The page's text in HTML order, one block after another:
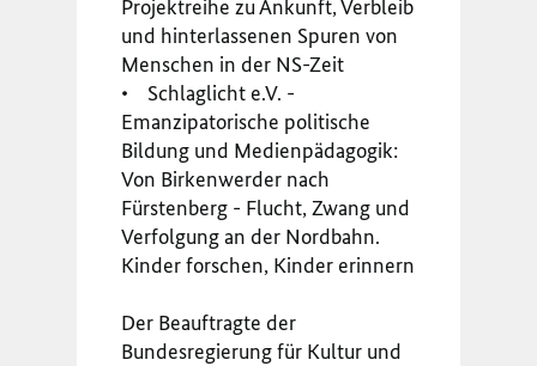
Projektreihe zu Ankunft, Verbleib
und hinterlassenen Spuren von
Menschen in der NS-Zeit
• Schlaglicht e.V. -
Emanzipatorische politische
Bildung und Medienpädagogik:
Von Birkenwerder nach
Fürstenberg - Flucht, Zwang und
Verfolgung an der Nordbahn.
Kinder forschen, Kinder erinnern
Der Beauftragte der
Bundesregierung für Kultur und